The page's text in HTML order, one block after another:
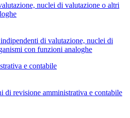
nuclei di valutazione o altri
di valutazione, nuclei di
con funzioni analoghe
e contabile
di revisione amministrativa e contabile